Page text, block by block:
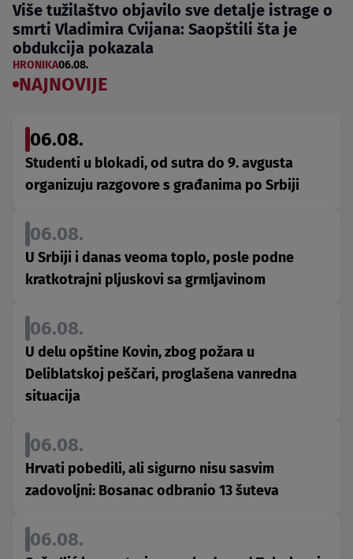
Više tužilaštvo objavilo sve detalje istrage o
smrti Vladimira Cvijana: Saopštili šta je
obdukcija pokazala
HRONIKA06.08.
NAJNOVIJE
06.08.
Studenti u blokadi, od sutra do 9. avgusta
organizuju razgovore s građanima po Srbiji
06.08.
U Srbiji i danas veoma toplo, posle podne
kratkotrajni pljuskovi sa grmljavinom
06.08.
U delu opštine Kovin, zbog požara u
Deliblatskoj peščari, proglašena vanredna
situacija
06.08.
Hrvati pobedili, ali sigurno nisu sasvim
zadovoljni: Bosanac odbranio 13 šuteva
06.08.